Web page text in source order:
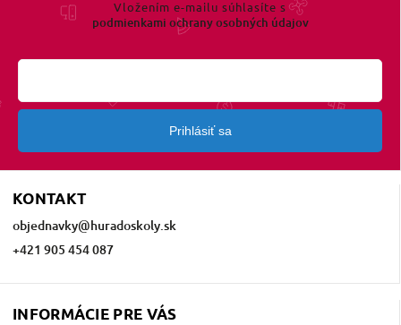
KONTAKT
objednavky@huradoskoly.sk
+421 905 454 087
INFORMÁCIE PRE VÁS
Vložením e-mailu súhlasíte s
podmienkami ochrany osobných údajov
Prihlásiť sa